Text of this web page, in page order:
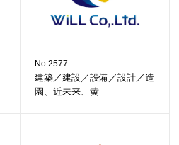
No.2577
建築／建設／設備／設計／造
園、近未来、黄